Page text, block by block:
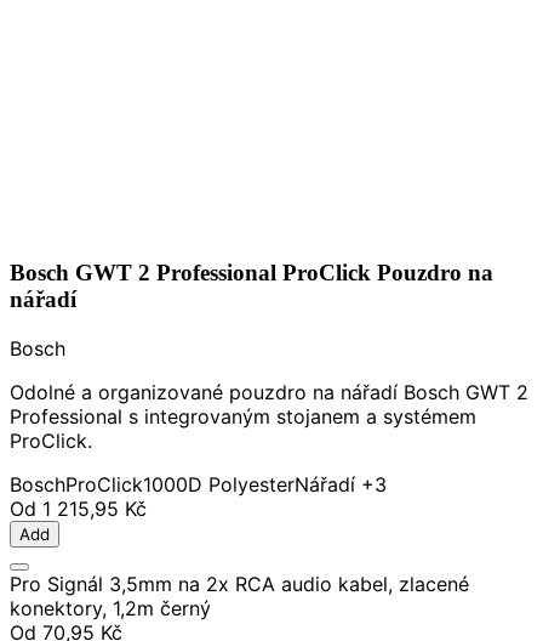
Bosch GWT 2 Professional ProClick Pouzdro na
nářadí
Bosch
Odolné a organizované pouzdro na nářadí Bosch GWT 2
Professional s integrovaným stojanem a systémem
ProClick.
BoschProClick1000D PolyesterNářadí +3
Od 1 215,95 Kč
Add
Pro Signál 3,5mm na 2x RCA audio kabel, zlacené
konektory, 1,2m černý
Od 70,95 Kč